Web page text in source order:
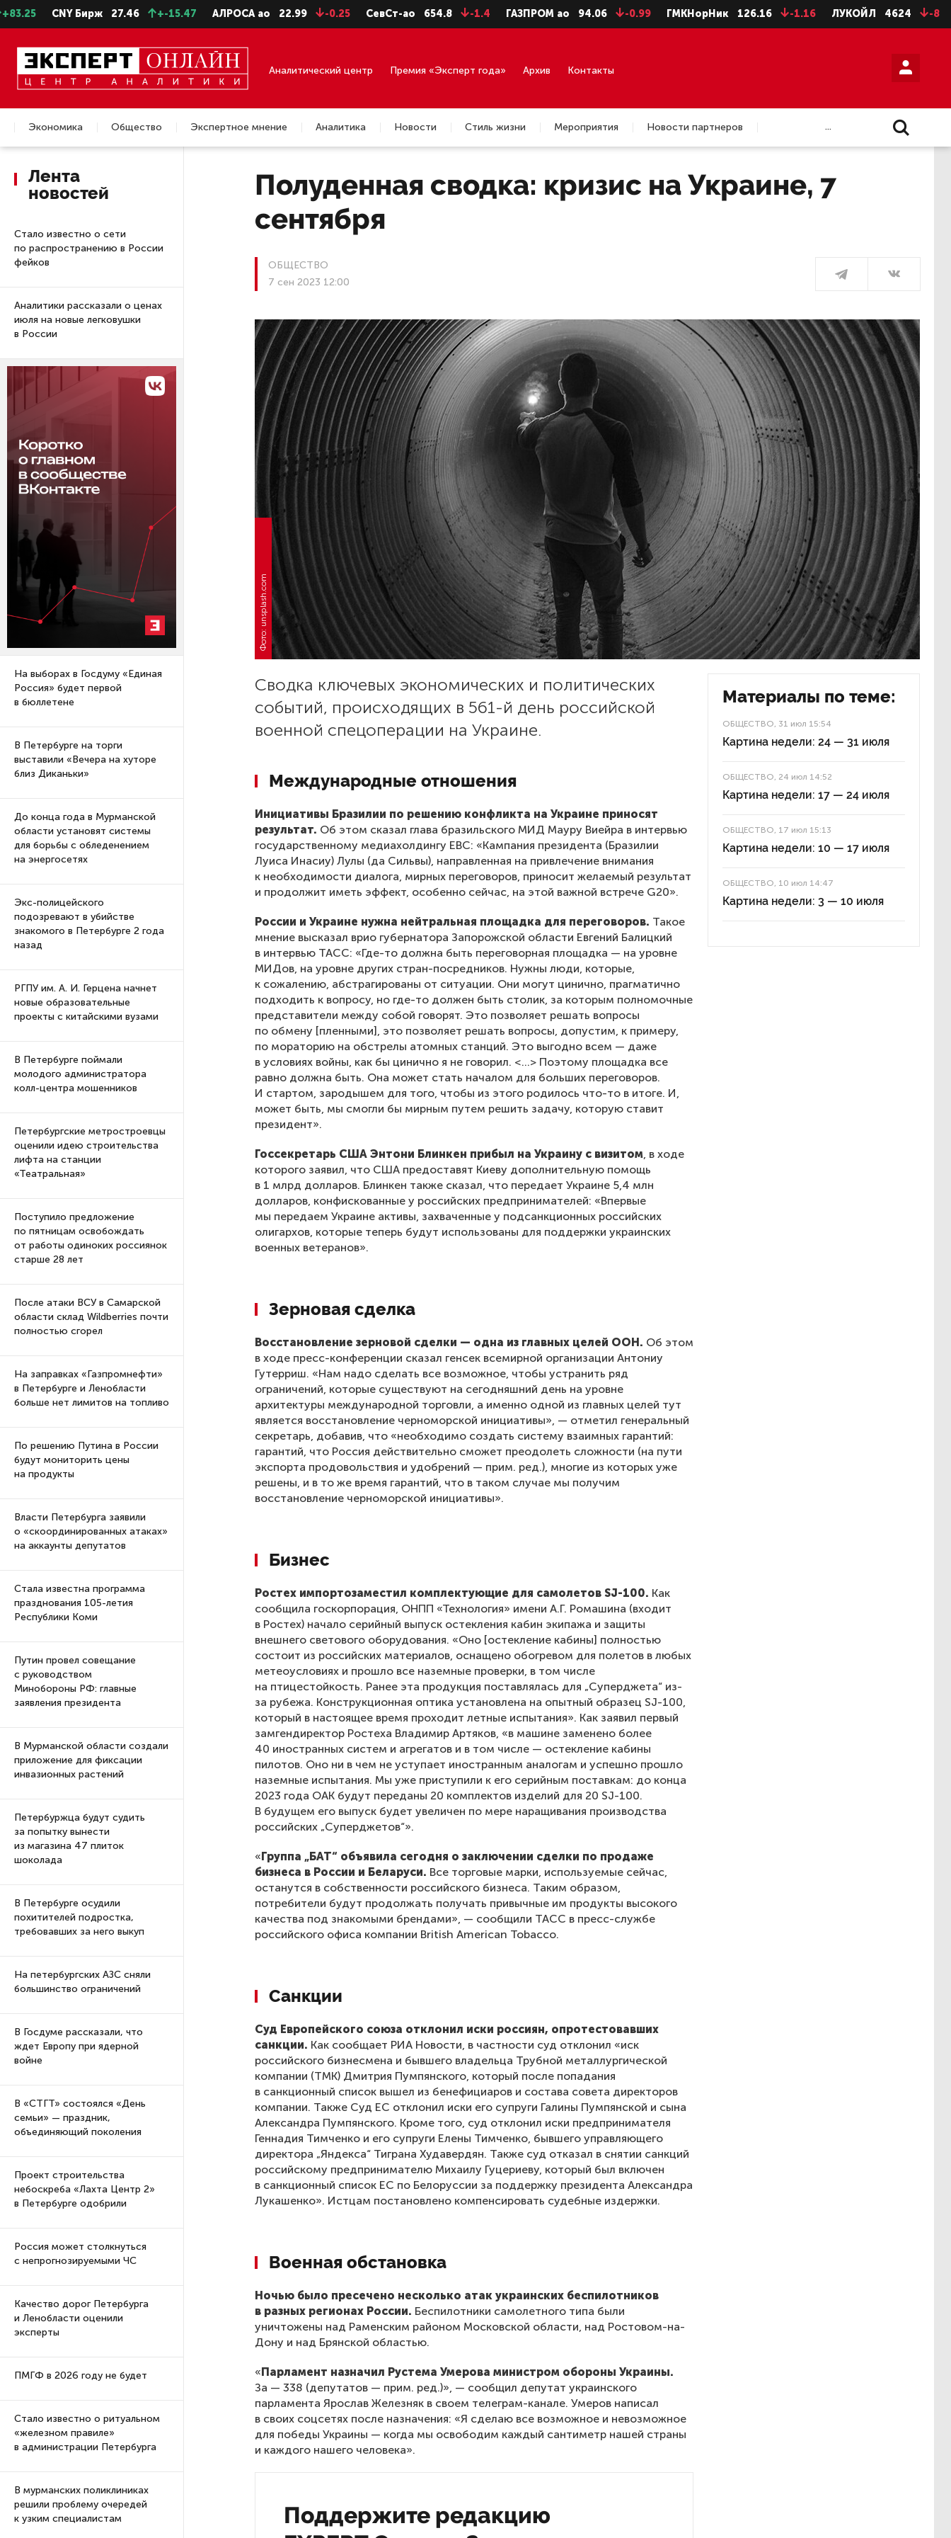
CNY Бирж 27.46 +-15.47 АЛРОСА ао 22.99 -0.25 СевСт-ао 654.8 -1.4 ГАЗПРОМ ао 94.06 -0.99 ГМКНорНик 126.16 -1.16 ЛУКОЙЛ 4624 -8 НЛМК
Аналитический центр Премия «Эксперт года» Архив Контакты
Экономика Общество Экспертное мнение Аналитика Новости Стиль жизни Мероприятия
Новости партнеров
Недвижимость
...
Лента
новостей
Стало известно о сети
по распространению в России
фейков
Аналитики рассказали о ценах
июля на новые легковушки
в России
На выборах в Госдуму «Единая
Россия» будет первой
в бюллетене
В Петербурге на торги
выставили «Вечера на хуторе
близ Диканьки»
До конца года в Мурманской
области установят системы
для борьбы с обледенением
на энергосетях
Экс-полицейского
подозревают в убийстве
знакомого в Петербурге 2 года
назад
РГПУ им. А. И. Герцена начнет
новые образовательные
проекты с китайскими вузами
В Петербурге поймали
молодого администратора
колл-центра мошенников
Петербургские метростроевцы
оценили идею строительства
лифта на станции
«Театральная»
Поступило предложение
по пятницам освобождать
от работы одиноких россиянок
старше 28 лет
После атаки ВСУ в Самарской
области склад Wildberries почти
полностью сгорел
На заправках «Газпромнефти»
в Петербурге и Ленобласти
больше нет лимитов на топливо
По решению Путина в России
будут мониторить цены
на продукты
Власти Петербурга заявили
о «скоординированных атаках»
на аккаунты депутатов
Стала известна программа
празднования 105-летия
Республики Коми
Путин провел совещание
с руководством
Минобороны РФ: главные
заявления президента
В Мурманской области создали
приложение для фиксации
инвазионных растений
Петербуржца будут судить
за попытку вынести
из магазина 47 плиток
шоколада
В Петербурге осудили
похитителей подростка,
требовавших за него выкуп
На петербургских АЗС сняли
большинство ограничений
В Госдуме рассказали, что
ждет Европу при ядерной
войне
В «СТГТ» состоялся «День
семьи» — праздник,
объединяющий поколения
Проект строительства
небоскреба «Лахта Центр 2»
в Петербурге одобрили
Россия может столкнуться
с непрогнозируемыми ЧС
Качество дорог Петербурга
и Ленобласти оценили
эксперты
ПМГФ в 2026 году не будет
Стало известно о ритуальном
«железном правиле»
в администрации Петербурга
В мурманских поликлиниках
решили проблему очередей
к узким специалистам
Полуденная сводка: кризис на Украине, 7
сентября
ОБЩЕСТВО
7 сен 2023 12:00
Фото: unsplash.com
Сводка ключевых экономических и политических
событий, происходящих в 561-й день российской
военной спецоперации на Украине.
Международные отношения
Инициативы Бразилии по решению конфликта на Украине приносят
результат. Об этом сказал глава бразильского МИД Мауру Виейра в интервью
государственному медиахолдингу EBC: «Кампания президента (Бразилии
Луиса Инасиу) Лулы (да Сильвы), направленная на привлечение внимания
к необходимости диалога, мирных переговоров, приносит желаемый результат
и продолжит иметь эффект, особенно сейчас, на этой важной встрече G20».
России и Украине нужна нейтральная площадка для переговоров. Такое
мнение высказал врио губернатора Запорожской области Евгений Балицкий
в интервью ТАСС: «Где-то должна быть переговорная площадка — на уровне
МИДов, на уровне других стран-посредников. Нужны люди, которые,
к сожалению, абстрагированы от ситуации. Они могут цинично, прагматично
подходить к вопросу, но где-то должен быть столик, за которым полномочные
представители между собой говорят. Это позволяет решать вопросы
по обмену [пленными], это позволяет решать вопросы, допустим, к примеру,
по мораторию на обстрелы атомных станций. Это выгодно всем — даже
в условиях войны, как бы цинично я не говорил. <...> Поэтому площадка все
равно должна быть. Она может стать началом для больших переговоров.
И стартом, зародышем для того, чтобы из этого родилось что-то в итоге. И,
может быть, мы смогли бы мирным путем решить задачу, которую ставит
президент».
Госсекретарь США Энтони Блинкен прибыл на Украину с визитом, в ходе
которого заявил, что США предоставят Киеву дополнительную помощь
в 1 млрд долларов. Блинкен также сказал, что передает Украине 5,4 млн
долларов, конфискованные у российских предпринимателей: «Впервые
мы передаем Украине активы, захваченные у подсанкционных российских
олигархов, которые теперь будут использованы для поддержки украинских
военных ветеранов».
Зерновая сделка
Восстановление зерновой сделки — одна из главных целей ООН. Об этом
в ходе пресс-конференции сказал генсек всемирной организации Антониу
Гутерриш. «Нам надо сделать все возможное, чтобы устранить ряд
ограничений, которые существуют на сегодняшний день на уровне
архитектуры международной торговли, а именно одной из главных целей тут
является восстановление черноморской инициативы», — отметил генеральный
секретарь, добавив, что «необходимо создать систему взаимных гарантий:
гарантий, что Россия действительно сможет преодолеть сложности (на пути
экспорта продовольствия и удобрений — прим. ред.), многие из которых уже
решены, и в то же время гарантий, что в таком случае мы получим
восстановление черноморской инициативы».
Бизнес
Ростех импортозаместил комплектующие для самолетов SJ-100. Как
сообщила госкорпорация, ОНПП «Технология» имени А.Г. Ромашина (входит
в Ростех) начало серийный выпуск остекления кабин экипажа и защиты
внешнего светового оборудования. «Оно [остекление кабины] полностью
состоит из российских материалов, оснащено обогревом для полетов в любых
метеоусловиях и прошло все наземные проверки, в том числе
на птицестойкость. Ранее эта продукция поставлялась для „Суперджета“ из-
за рубежа. Конструкционная оптика установлена на опытный образец SJ-100,
который в настоящее время проходит летные испытания». Как заявил первый
замгендиректор Ростеха Владимир Артяков, «в машине заменено более
40 иностранных систем и агрегатов и в том числе — остекление кабины
пилотов. Оно ни в чем не уступает иностранным аналогам и успешно прошло
наземные испытания. Мы уже приступили к его серийным поставкам: до конца
2023 года ОАК будут переданы 20 комплектов изделий для 20 SJ-100.
В будущем его выпуск будет увеличен по мере наращивания производства
российских „Суперджетов“».
«Группа „БАТ“ объявила сегодня о заключении сделки по продаже
бизнеса в России и Беларуси. Все торговые марки, используемые сейчас,
останутся в собственности российского бизнеса. Таким образом,
потребители будут продолжать получать привычные им продукты высокого
качества под знакомыми брендами», — сообщили ТАСС в пресс-службе
российского офиса компании British American Tobacco.
Санкции
Суд Европейского союза отклонил иски россиян, опротестовавших
санкции. Как сообщает РИА Новости, в частности суд отклонил «иск
российского бизнесмена и бывшего владельца Трубной металлургической
компании (ТМК) Дмитрия Пумпянского, который после попадания
в санкционный список вышел из бенефициаров и состава совета директоров
компании. Также Суд ЕС отклонил иски его супруги Галины Пумпянской и сына
Александра Пумпянского. Кроме того, суд отклонил иски предпринимателя
Геннадия Тимченко и его супруги Елены Тимченко, бывшего управляющего
директора „Яндекса“ Тиграна Худавердян. Также суд отказал в снятии санкций
российскому предпринимателю Михаилу Гуцериеву, который был включен
в санкционный список ЕС по Белоруссии за поддержку президента Александра
Лукашенко». Истцам постановлено компенсировать судебные издержки.
Военная обстановка
Ночью было пресечено несколько атак украинских беспилотников
в разных регионах России. Беспилотники самолетного типа были
уничтожены над Раменским районом Московской области, над Ростовом-на-
Дону и над Брянской областью.
«Парламент назначил Рустема Умерова министром обороны Украины.
За — 338 (депутатов — прим. ред.)», — сообщил депутат украинского
парламента Ярослав Железняк в своем телеграм-канале. Умеров написал
в своих соцсетях после назначения: «Я сделаю все возможное и невозможное
для победы Украины — когда мы освободим каждый сантиметр нашей страны
и каждого нашего человека».
Поддержите редакцию
Материалы по теме:
ОБЩЕСТВО, 31 июл 15:54
Картина недели: 24 — 31 июля
ОБЩЕСТВО, 24 июл 14:52
Картина недели: 17 — 24 июля
ОБЩЕСТВО, 17 июл 15:13
Картина недели: 10 — 17 июля
ОБЩЕСТВО, 10 июл 14:47
Картина недели: 3 — 10 июля